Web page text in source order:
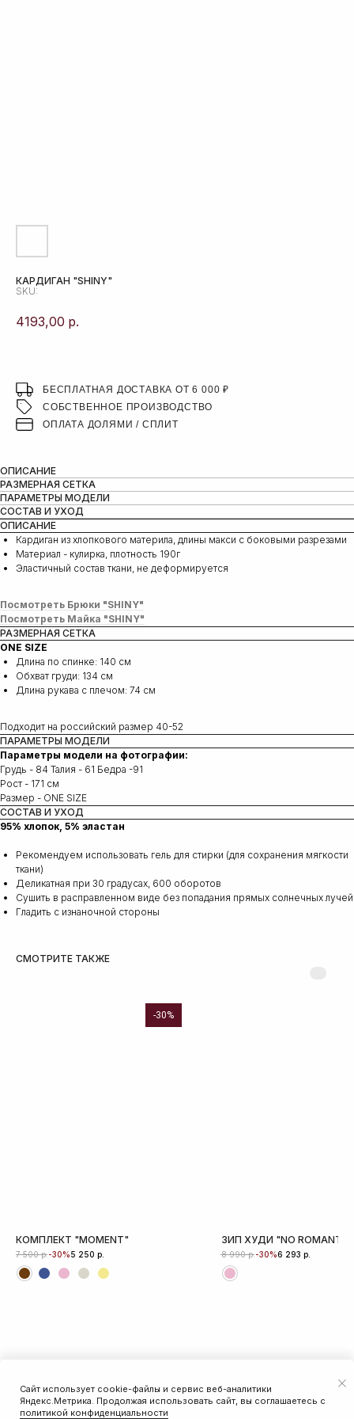
Сайт использует cookie-файлы и сервис веб-аналитики
Яндекс.Метрика. Продолжая использовать сайт, вы соглашаетесь с
политикой конфиденциальности
КАРДИГАН "SHINY"
SKU:
4193,00 р.
ДОБАВИТЬ В КОРЗИНУ
БЕСПЛАТНАЯ ДОСТАВКА ОТ 6 000 ₽
СОБСТВЕННОЕ ПРОИЗВОДСТВО
ОПЛАТА ДОЛЯМИ / СПЛИТ
ОПИСАНИЕ
РАЗМЕРНАЯ СЕТКА
ПАРАМЕТРЫ МОДЕЛИ
СОСТАВ И УХОД
ОПИСАНИЕ
Кардиган из хлопкового материла, длины макси с боковыми разрезами
Материал - кулирка, плотность 190г
Эластичный состав ткани, не деформируется
Посмотреть Брюки "SHINY"
Посмотреть Майка "SHINY"
РАЗМЕРНАЯ СЕТКА
ONE SIZE
Длина по спинке: 140 см
Обхват груди: 134 см
Длина рукава с плечом: 74 cм
Подходит на российский размер 40-52
ПАРАМЕТРЫ МОДЕЛИ
Параметры модели на фотографии:
Грудь - 84 Талия - 61 Бедра -91
Рост - 171 см
Размер - ONE SIZE
СОСТАВ И УХОД
95% хлопок, 5% эластан
Рекомендуем использовать гель для стирки (для сохранения мягкости
ткани)
Деликатная при 30 градусах, 600 оборотов
Сушить в расправленном виде без попадания прямых солнечных лучей
Гладить с изнаночной стороны
СМОТРИТЕ ТАКЖЕ
-30%
КОМПЛЕКТ "MOMENT"
5 250 р.
7 500 р.-30%
ЗИП ХУДИ "NO
6 293 р.
8 990 р.-30%